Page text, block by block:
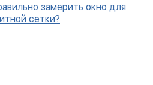
замерить окно для
сетки?